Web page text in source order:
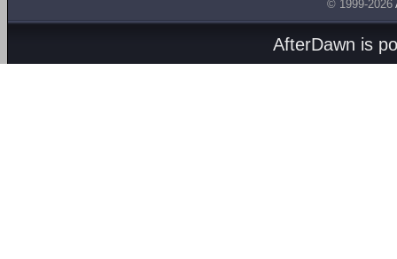
© 1999-2026
AfterDawn is